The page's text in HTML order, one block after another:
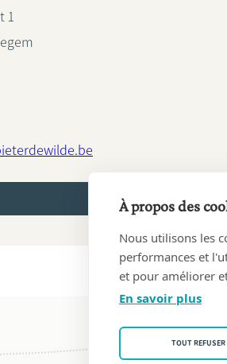
1
PRENEZ RENDEZ-VOUS EN LIGNE
À propos des
Nous utilisons les
performances et
et pour améliorer
En savoir plus
TOUT REFUSER